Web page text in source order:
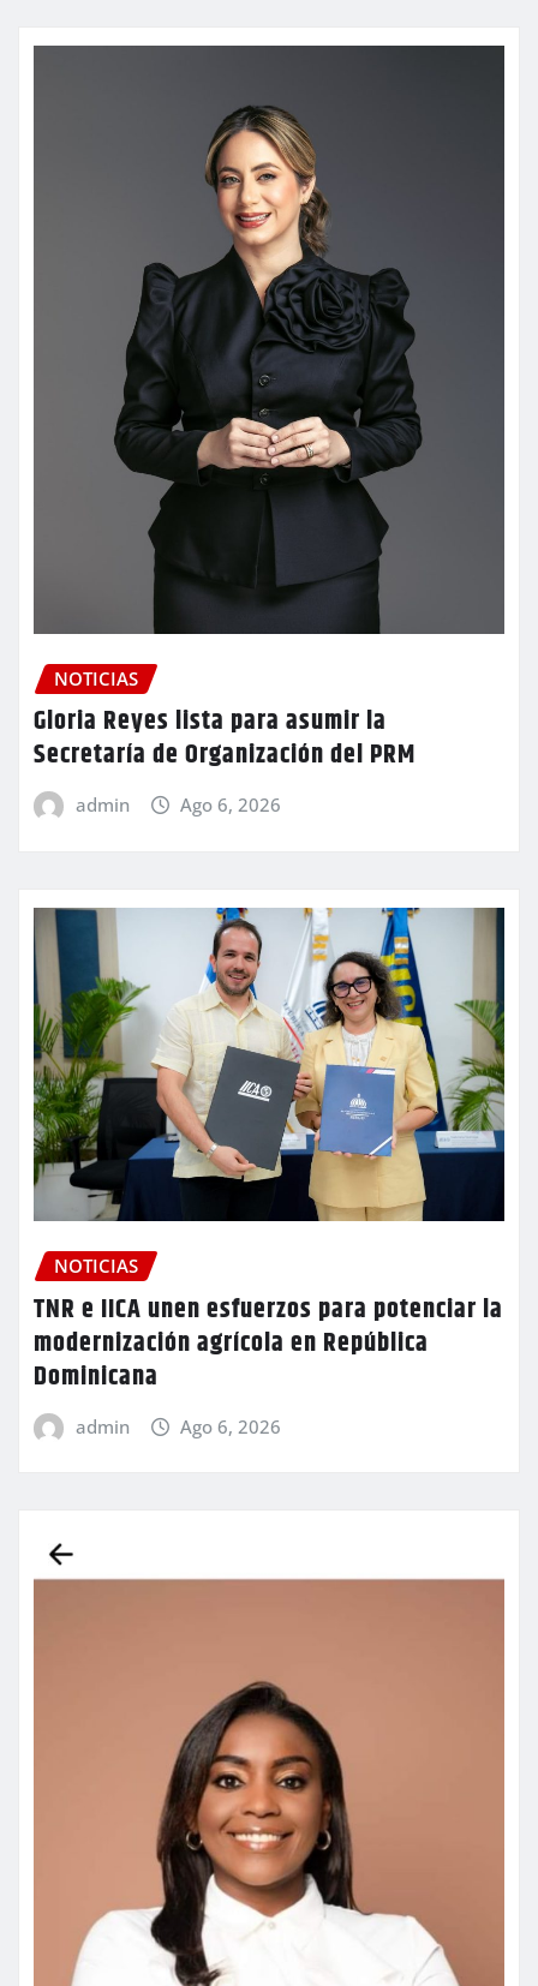
NOTICIAS
Gloria Reyes lista para asumir la
Secretaría de Organización del PRM
admin Ago 6, 2026
NOTICIAS
TNR e IICA unen esfuerzos para potenciar la
modernización agrícola en República
Dominicana
admin Ago 6, 2026